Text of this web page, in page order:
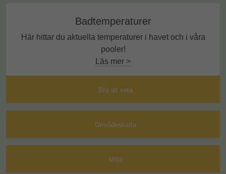
Badtemperaturer
Här hittar du aktuella temperaturer i havet och i våra
pooler!
Läs mer >
Bra att veta
Områdeskarta
Miljö